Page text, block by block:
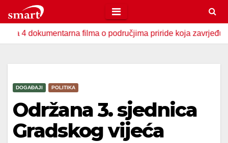
to
content
filma o područjima priride koja zavrjeđuju zaštitu
DOGAĐAJI POLITIKA
Održana 3. sjednica
Gradskog vijeća